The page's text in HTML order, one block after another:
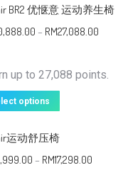
BR2 优惬意 运动养生椅
– RM27,088.00
up to 27,088 points.
options
运动舒压椅
– RM17,298.00